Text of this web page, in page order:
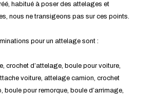
habitué à poser des attelages et
nous ne transigeons pas sur ces points.
pour un attelage sont :
crochet d’attelage, boule pour voiture,
voiture, attelage camion, crochet
boule pour remorque, boule d’arrimage,